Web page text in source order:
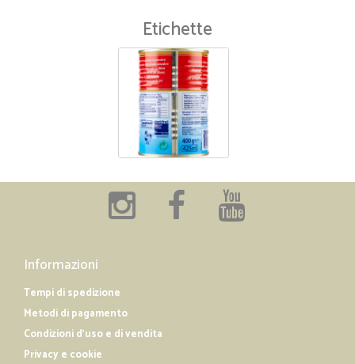
Etichette
Informazioni
Tempi di spedizione
Metodi di pagamento
Condizioni d'uso e di vendita
Privacy e cookie